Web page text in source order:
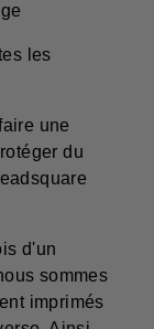
les
une
du
d'un
sommes
imprimés